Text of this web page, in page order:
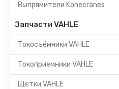
Выпрямители Konecranes
Запчасти VAHLE
Токосъёмники VAHLE
Токоприемники VAHLE
Щетки VAHLE